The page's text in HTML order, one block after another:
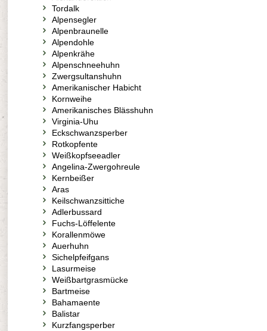
Tordalk
Alpensegler
Alpenbraunelle
Alpendohle
Alpenkrähe
Alpenschneehuhn
Zwergsultanshuhn
Amerikanischer Habicht
Kornweihe
Amerikanisches Blässhuhn
Virginia-Uhu
Eckschwanzsperber
Rotkopfente
Weißkopfseeadler
Angelina-Zwergohreule
Kernbeißer
Aras
Keilschwanzsittiche
Adlerbussard
Fuchs-Löffelente
Korallenmöwe
Auerhuhn
Sichelpfeifgans
Lasurmeise
Weißbartgrasmücke
Bartmeise
Bahamaente
Balistar
Kurzfangsperber